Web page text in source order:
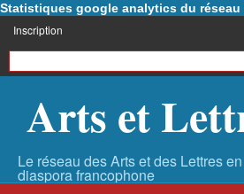
Statistiques google analytics du réseau
Inscription
Arts et